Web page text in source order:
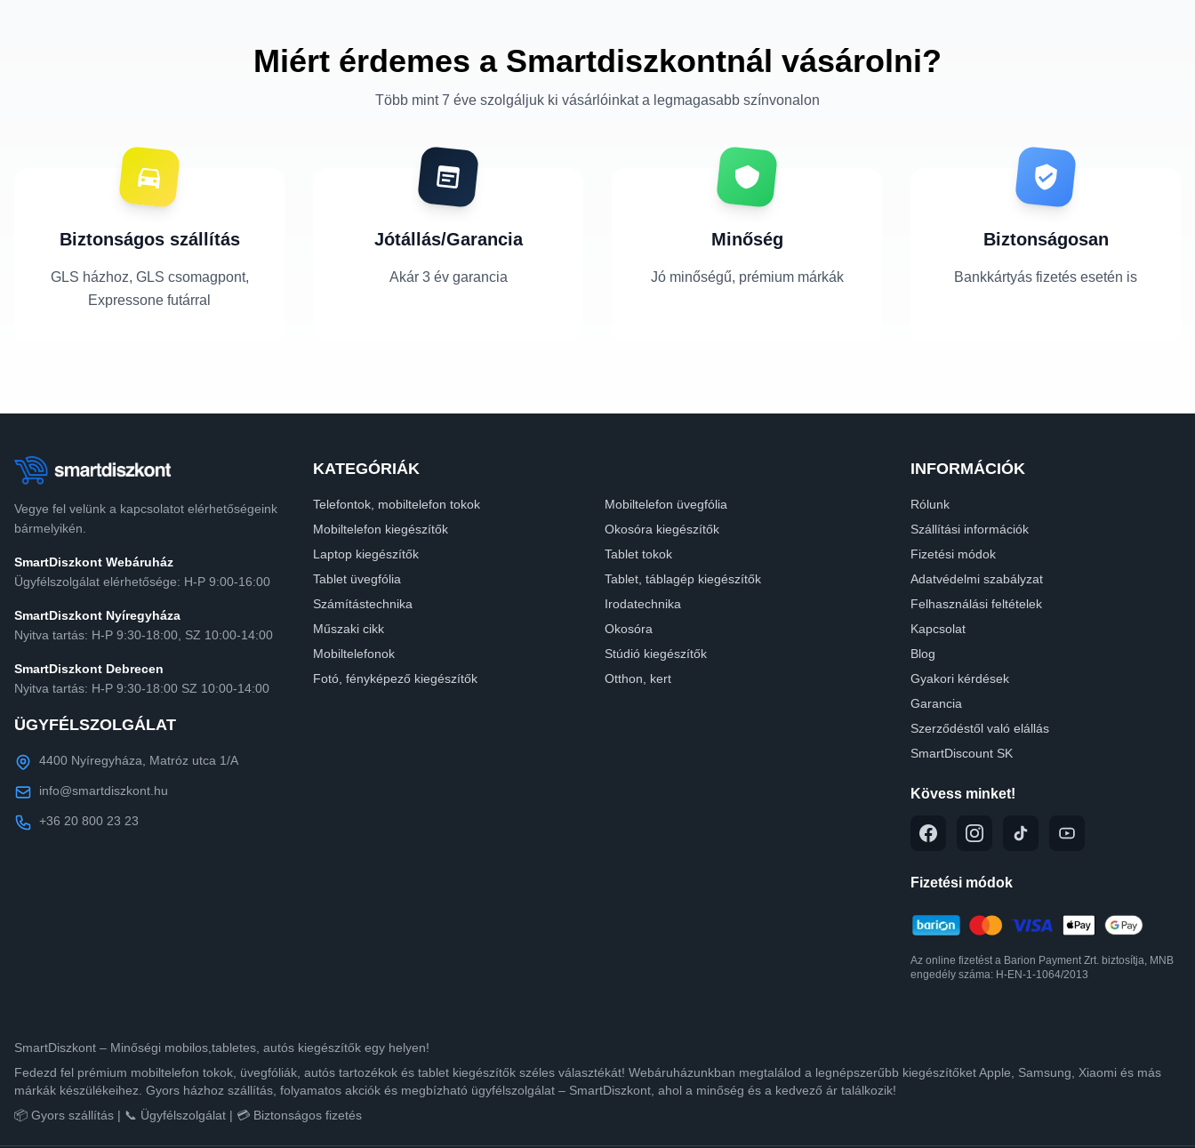
Miért érdemes a Smartdiszkontnál vásárolni?
Több mint 7 éve szolgáljuk ki vásárlóinkat a legmagasabb színvonalon
Biztonságos szállítás
GLS házhoz, GLS csomagpont,
Expressone futárral
Jótállás/Garancia
Akár 3 év garancia
Minőség
Jó minőségű, prémium márkák
Biztonságosan
Bankkártyás fizetés esetén is
Vegye fel velünk a kapcsolatot elérhetőségeink
bármelyikén.
SmartDiszkont Webáruház
Ügyfélszolgálat elérhetősége: H-P 9:00-16:00
SmartDiszkont Nyíregyháza
Nyitva tartás: H-P 9:30-18:00, SZ 10:00-14:00
SmartDiszkont Debrecen
Nyitva tartás: H-P 9:30-18:00 SZ 10:00-14:00
ÜGYFÉLSZOLGÁLAT
4400 Nyíregyháza, Matróz utca 1/A
info@smartdiszkont.hu
+36 20 800 23 23
KATEGÓRIÁK
Telefontok, mobiltelefon tokok
Mobiltelefon üvegfólia
Mobiltelefon kiegészítők
Okosóra kiegészítők
Laptop kiegészítők
Tablet tokok
Tablet üvegfólia
Tablet, táblagép kiegészítők
Számítástechnika
Irodatechnika
Műszaki cikk
Okosóra
Mobiltelefonok
Stúdió kiegészítők
Fotó, fényképező kiegészítők
Otthon, kert
INFORMÁCIÓK
Rólunk
Szállítási információk
Fizetési módok
Adatvédelmi szabályzat
Felhasználási feltételek
Kapcsolat
Blog
Gyakori kérdések
Garancia
Szerződéstől való elállás
SmartDiscount SK
Kövess minket!
Fizetési módok
Az online fizetést a Barion Payment Zrt. biztosítja, MNB
engedély száma: H-EN-1-1064/2013
SmartDiszkont – Minőségi mobilos,tabletes, autós kiegészítők egy helyen!
Fedezd fel prémium mobiltelefon tokok, üvegfóliák, autós tartozékok és tablet kiegészítők széles választékát! Webáruházunkban megtalálod a legnépszerűbb kiegészítőket Apple, Samsung, Xiaomi és más
márkák készülékeihez. Gyors házhoz szállítás, folyamatos akciók és megbízható ügyfélszolgálat – SmartDiszkont, ahol a minőség és a kedvező ár találkozik!
📦 Gyors szállítás | 📞 Ügyfélszolgálat | 💳 Biztonságos fizetés